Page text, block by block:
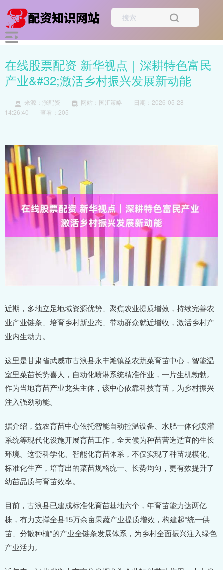
在线股票配资 新华视点｜深耕特色富民
产业&#32;激活乡村振兴发展新动能
来源：涨配资 网站：国汇策略
日期：2026-05-28
14:26:40
查看：205
近期，多地立足地域资源优势、聚焦农业提质增效，持续完善农
业产业链条、培育乡村新业态、带动群众就近增收，激活乡村产
业内生动力。
这里是甘肃省武威市古浪县永丰滩镇益农蔬菜育苗中心，智能温
室里菜苗长势喜人，自动化喷淋系统精准作业，一片生机勃勃。
作为当地育苗产业龙头主体，该中心依靠科技育苗，为乡村振兴
注入强劲动能。
据介绍，益农育苗中心依托智能自动控温设备、水肥一体化喷灌
系统等现代化设施开展育苗工作，全天候为种苗营造适宜的生长
环境。这套科学化、智能化育苗体系，不仅实现了种苗规模化、
标准化生产，培育出的菜苗规格统一、长势均匀，更有效提升了
幼苗品质与育苗效率。
目前，古浪县已建成标准化育苗基地六个，年育苗能力达两亿
株，有力支撑全县15万余亩果蔬产业提质增效，构建起“统一供
苗、分散种植”的产业全链条发展体系，为乡村全面振兴注入绿色
产业活力。